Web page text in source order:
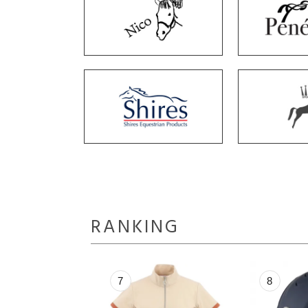
RANKING
8 9